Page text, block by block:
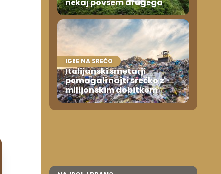
nekaj povsem drugega
IGRE NA SREČO
Italijanski smetarji
pomagali najti srečko z
milijonskim dobitkom